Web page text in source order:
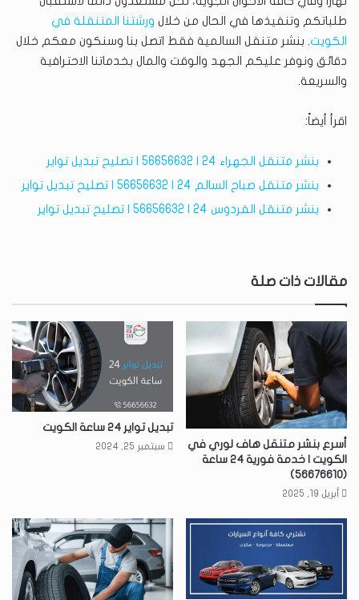
طلباتكم وتنفيذها في الحال من خلال ورشتنا المتنقلة في
الكويت. بنشر متنقل السالمية فقط اتصل بنا وسنكون معكم خلال
دقائق ونوفر عليكم الجهد والوقت والمال بخدماتنا الاحترافية
والسريعة.
اقرأ أيضاً:
بنشر متنقل الجهراء 24 | 56656632 | تصليح تبديل تواير
بنشر متنقل صباح السالم 24 | 56656632 | تصليح تبديل تواير
بنشر متنقل الفردوس 24 | 56656632 | تصليح تبديل تواير
مقالات ذات صلة
أسرع بنشر متنقل هاف لوري في
الكويت | خدمة فورية 24 ساعة
(56676610)
أبريل 19, 2025
تبديل تواير 24 ساعة الكويت
سبتمبر 25, 2024